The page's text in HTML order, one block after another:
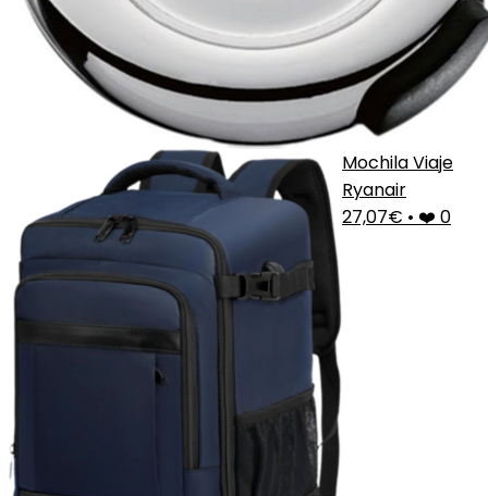
Mochila Viaje
Ryanair
27,07€ • ❤️ 0